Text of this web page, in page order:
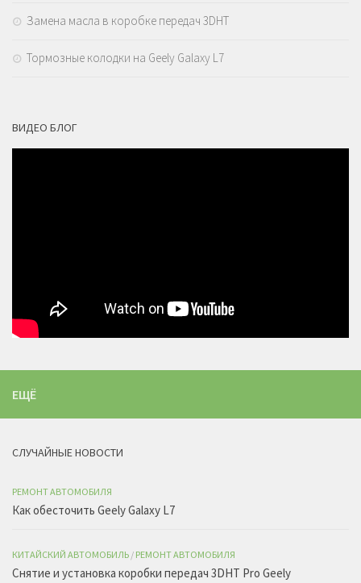
Замена масла в коробке передач 3DHT
Тормозные колодки на Geely Galaxy L7
ВИДЕО БЛОГ
ЕЩЁ
СЛУЧАЙНЫЕ НОВОСТИ
РЕМОНТ АВТОМОБИЛЯ
Как обесточить Geely Galaxy L7
КИТАЙСКИЙ АВТОМОБИЛЬ / РЕМОНТ АВТОМОБИЛЯ
Снятие и установка коробки передач 3DHT Pro Geely